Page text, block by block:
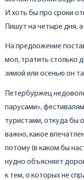
И хоть бы про сроки
Пишут на четыре дня,
На предложение
мол, тратить столько
зимой или осенью он
Петербуржец
парусами»,
туристами, откуда бы
важно, какое
потому (в каком бы
нудно объясняет
к тем, о которых не